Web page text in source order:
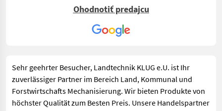
Wirklich toll, man wird professionell beraten die preise sind
top für die Produkte und es wird sehr respektvoll mit einem
umgegangen. Man wird einfach KLUG beraten
Ohodnotiť predajcu
Sehr geehrter Besucher, Landtechnik KLUG e.U. ist Ihr
zuverlässiger Partner im Bereich Land, Kommunal und
Forstwirtschafts Mechanisierung. Wir bieten Produkte von
höchster Qualität zum Besten Preis. Unsere Handelspartner